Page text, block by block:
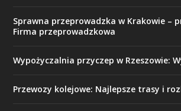
Sprawna przeprowadzka w Krakowie –
Firma przeprowadzkowa
Wypożyczalnia przyczep w Rzeszowie:
Przewozy kolejowe: Najlepsze trasy i